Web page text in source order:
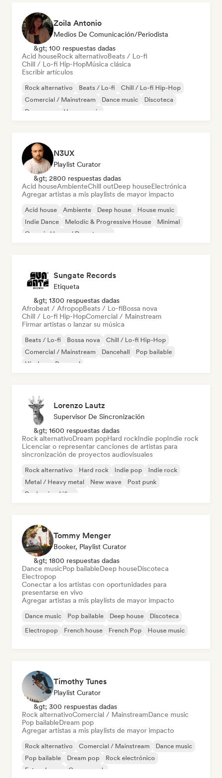
Zoila Antonio
Medios De Comunicación/Periodista
&gt; 100 respuestas dadas
Acid houseRock alternativoBeats / Lo-fi
Chill / Lo-fi Hip-HopMúsica clásica
Escribir artículos
Rock alternativo Beats / Lo-fi
Chill / Lo-fi Hip-Hop
Comercial / Mainstream
Dance music
Discoteca
Dream pop
House music
N3UX
Playlist Curator
&gt; 2800 respuestas dadas
Acid houseAmbienteChill outDeep houseElectrónica
Agregar artistas a mis playlists de mayor impacto
Acid house Ambiente Deep house
House music
Indie Dance
Melodic & Progressive House
Minimal
Organic House / Downtempo
Sungate Records
Etiqueta
&gt; 1300 respuestas dadas
Afrobeat / AfropopBeats / Lo-fiBossa nova
Chill / Lo-fi Hip-HopComercial / Mainstream
Firmar artistas o lanzar su música
Beats / Lo-fi Bossa nova
Chill / Lo-fi Hip-Hop
Comercial / Mainstream
Dancehall
Pop bailable
Hip-hop
Pop soul
Lorenzo Lautz
Supervisor De Sincronización
&gt; 1600 respuestas dadas
Rock alternativoDream popHard rockIndie popIndie rock
Licenciar o representar canciones de artistas para
sincronización de proyectos audiovisuales
Rock alternativo Hard rock Indie pop
Indie rock
Metal / Heavy metal
New wave
Post punk
Rock psicodélico
Tommy Menger
Booker, Playlist Curator
&gt; 1800 respuestas dadas
Dance musicPop bailableDeep houseDiscoteca
Electropop
Conectar a los artistas con oportunidades para
presentarse en vivo
Agregar artistas a mis playlists de mayor impacto
Dance music Pop bailable Deep house
Discoteca
Electropop
French house French Pop House music
Timothy Tunes
Playlist Curator
&gt; 300 respuestas dadas
Rock alternativoComercial / MainstreamDance music
Pop bailableDream pop
Agregar artistas a mis playlists de mayor impacto
Rock alternativo Comercial / Mainstream
Dance music
Pop bailable
Dream pop
Rock electrónico
Future house
Garage rock